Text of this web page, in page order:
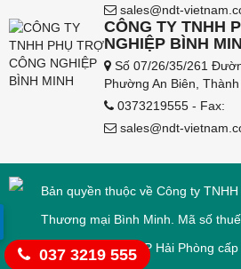
sales@ndt-
CÔNG TY TNHH
NGHIỆP BÌNH
Số 07/26/35/261
Phường An Biên,
0373219555 - Fax:
sales@ndt-
Bản quyền thuộc về Công ty
Thương mại Bình Minh. Mã số
hoạch và đầu tư TP Hải Phòng cấp
037 3219 555